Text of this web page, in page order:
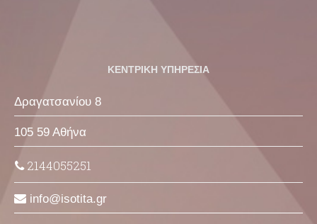
ΚΕΝΤΡΙΚΗ ΥΠΗΡΕΣΙΑ
Δραγατσανίου 8
105 59 Αθήνα
2144055251
info isotita gr